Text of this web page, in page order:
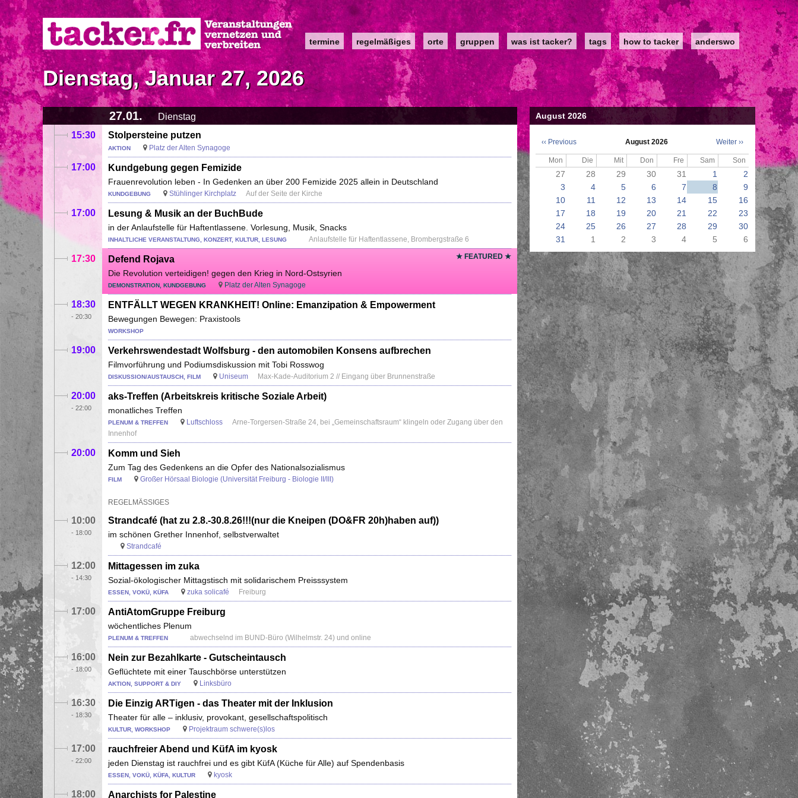
Direkt
zum
Inhalt
Main
navigation
termine regelmäßiges orte gruppen was ist tacker? tags how to tacker anderswo
Dienstag, Januar 27, 2026
27.01.
Dienstag
Stolpersteine putzen
15:30
AKTION Platz der Alten Synagoge
Kundgebung gegen Femizide
Frauenrevolution leben - In Gedenken an über 200 Femizide 2025 allein in Deutschland
17:00
KUNDGEBUNG Stühlinger Kirchplatz Auf der Seite der Kirche
Lesung & Musik an der BuchBude
in der Anlaufstelle für Haftentlassene. Vorlesung, Musik, Snacks
17:00
INHALTLICHE VERANSTALTUNG, KONZERT, KULTUR, LESUNG Anlaufstelle für Haftentlassene, Brombergstraße 6
Defend Rojava
Die Revolution verteidigen! gegen den Krieg in Nord-Ostsyrien
17:30
DEMONSTRATION, KUNDGEBUNG Platz der Alten Synagoge
★ FEATURED ★
ENTFÄLLT WEGEN KRANKHEIT! Online: Emanzipation & Empowerment
Bewegungen Bewegen: Praxistools
18:30
- 20:30
WORKSHOP
Verkehrswendestadt Wolfsburg - den automobilen Konsens aufbrechen
Filmvorführung und Podiumsdiskussion mit Tobi Rosswog
19:00
DISKUSSION/AUSTAUSCH, FILM Uniseum Max-Kade-Auditorium 2 // Eingang über Brunnenstraße
aks-Treffen (Arbeitskreis kritische Soziale Arbeit)
monatliches Treffen
20:00
- 22:00
PLENUM & TREFFEN Luftschloss
Arne-Torgersen-Straße 24, bei „Gemeinschaftsraum“ klingeln oder Zugang über den
Innenhof
Komm und Sieh
Zum Tag des Gedenkens an die Opfer des Nationalsozialismus
20:00
FILM Großer Hörsaal Biologie (Universität Freiburg - Biologie II/III)
REGELMÄSSIGES
Strandcafé (hat zu 2.8.-30.8.26!!!(nur die Kneipen (DO&FR 20h)haben auf))
im schönen Grether Innenhof, selbstverwaltet
10:00
- 18:00
Strandcafé
Mittagessen im zuka
Sozial-ökologischer Mittagstisch mit solidarischem Preisssystem
12:00
- 14:30
ESSEN, VOKÜ, KÜFA zuka solicafé Freiburg
AntiAtomGruppe Freiburg
wöchentliches Plenum
17:00
PLENUM & TREFFEN abwechselnd im BUND-Büro (Wilhelmstr. 24) und online
Nein zur Bezahlkarte - Gutscheintausch
Geflüchtete mit einer Tauschbörse unterstützen
16:00
- 18:00
AKTION, SUPPORT & DIY Linksbüro
Die Einzig ARTigen - das Theater mit der Inklusion
Theater für alle – inklusiv, provokant, gesellschaftspolitisch
16:30
- 18:30
KULTUR, WORKSHOP Projektraum schwere(s)los
rauchfreier Abend und KüfA im kyosk
jeden Dienstag ist rauchfrei und es gibt KüfA (Küche für Alle) auf Spendenbasis
17:00
- 22:00
ESSEN, VOKÜ, KÜFA, KULTUR kyosk
Anarchists for Palestine
18:00
August 2026
Seitennummerierung
‹‹ Previous August 2026 Weiter ››
Mon Die Mit Don Fre Sam Son
27 28 29 30 31 1
2
3
4 5 6 7 8
9
10
11 12 13 14 15
16
17
18 19 20 21 22
23
24
25 26 27 28 29
30
31
1 2 3 4 5 6